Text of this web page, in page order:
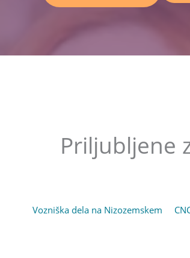
Priljubljene
Vozniška dela na Nizozemskem